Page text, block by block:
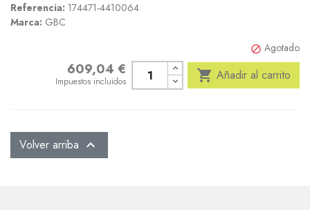
Referencia: 174471-4410064
Marca: GBC
 Agotado
Precio
609,04 €
Impuestos incluidos  Añadir al carrito
Volver arriba 